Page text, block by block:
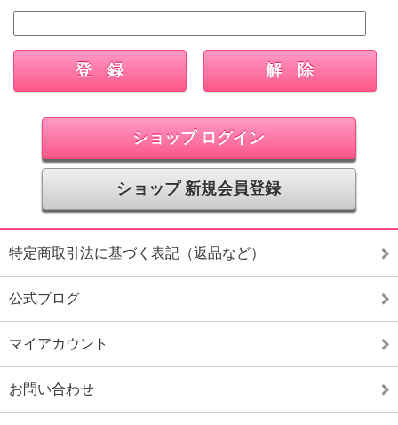
ショップ ログイン
ショップ 新規会員登録
特定商取引法に基づく表記（返品など）
公式ブログ
マイアカウント
お問い合わせ